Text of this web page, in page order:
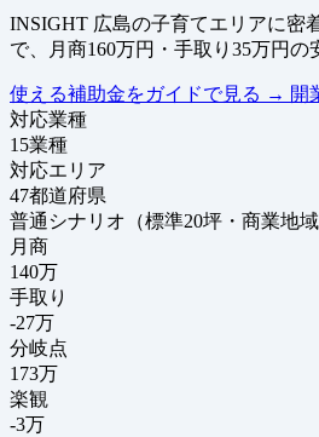
INSIGHT 広島の子育てエリアに密
で、月商160万円・手取り35万円の
使える補助金をガイドで見る → 開
対応業種
15業種
対応エリア
47都道府県
普通シナリオ（標準20坪・商業地域
月商
140万
手取り
-27万
分岐点
173万
楽観
-3万